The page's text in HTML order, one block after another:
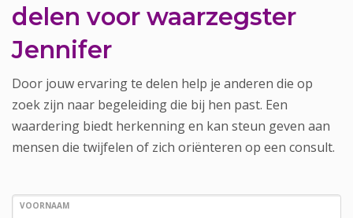
delen voor waarzegster
Jennifer
Door jouw ervaring te delen help je anderen die op
zoek zijn naar begeleiding die bij hen past. Een
waardering biedt herkenning en kan steun geven aan
mensen die twijfelen of zich oriënteren op een consult.
VOORNAAM